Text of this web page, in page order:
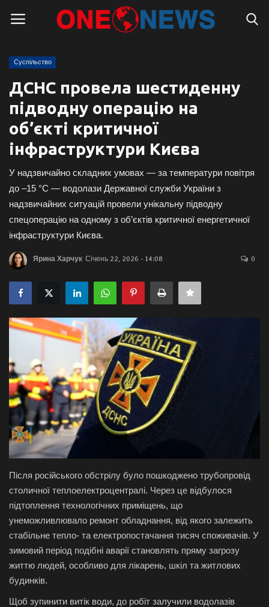
Логін
Головна
Контакти
Про нас
Підтримати проєкт
Правила для блогерів
Суспільство
Галерея
Політика
Технології
Спорт
Авто
Відео
Мова
Суспільство
ДСНС провела шестиденну
підводну операцію на
об’єкті критичної
інфраструктури Києва
У надзвичайно складних умовах — за температури повітря
до –15 °C — водолази Державної служби України з
надзвичайних ситуацій провели унікальну підводну
спецоперацію на одному з об’єктів критичної енергетичної
інфраструктури Києва.
Ярина Харчук Січень 22, 2026 - 14:08 0
Після російського обстрілу було пошкоджено трубопровід
столичної теплоелектроцентралі. Через це відбулося
підтоплення технологічних приміщень, що
унеможливлювало ремонт обладнання, від якого залежить
стабільне тепло- та електропостачання тисяч споживачів. У
зимовий період подібні аварії становлять пряму загрозу
життю людей, особливо для лікарень, шкіл та житлових
будинків.
Щоб зупинити витік води, до робіт залучили водолазів